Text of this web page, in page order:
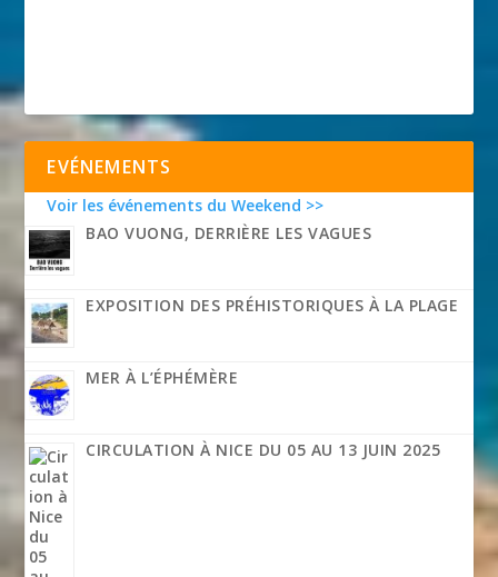
EVÉNEMENTS
Voir les événements du Weekend >>
BAO VUONG, DERRIÈRE LES VAGUES
EXPOSITION DES PRÉHISTORIQUES À LA PLAGE
MER À L’ÉPHÉMÈRE
CIRCULATION À NICE DU 05 AU 13 JUIN 2025